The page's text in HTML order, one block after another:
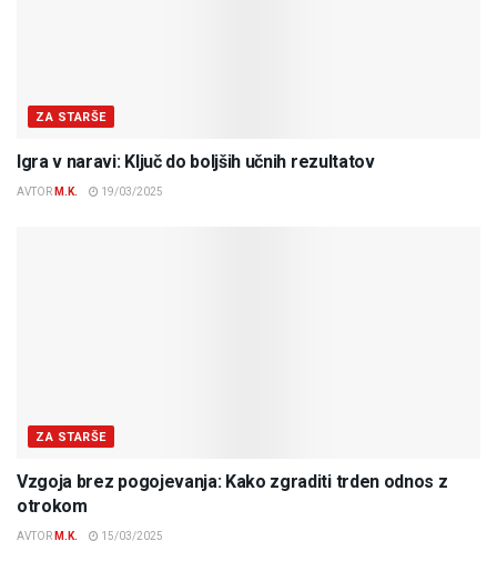
ZA STARŠE
Igra v naravi: Ključ do boljših učnih rezultatov
AVTOR M.K. 19/03/2025
ZA STARŠE
Vzgoja brez pogojevanja: Kako zgraditi trden odnos z
otrokom
AVTOR M.K. 15/03/2025